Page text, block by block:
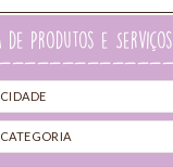
de Produtos e Serviços